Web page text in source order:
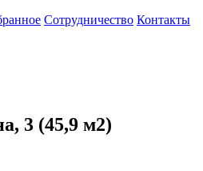
Сотрудничество Контакты
3 (45,9 м2)